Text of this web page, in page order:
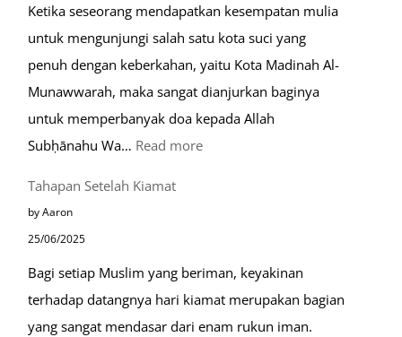
di
Eropa
Ketika seseorang mendapatkan kesempatan mulia
untuk mengunjungi salah satu kota suci yang
penuh dengan keberkahan, yaitu Kota Madinah Al-
Munawwarah, maka sangat dianjurkan baginya
untuk memperbanyak doa kepada Allah
Subḥānahu Wa… Read more:
Tahapan Setelah Kiamat
by Aaron
25/06/2025
Bagi setiap Muslim yang beriman, keyakinan
terhadap datangnya hari kiamat merupakan bagian
yang sangat mendasar dari enam rukun iman.